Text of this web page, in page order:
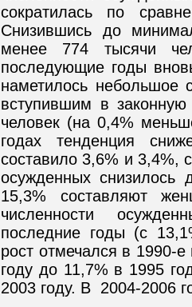
сократилась по
Снизившись до
менее 774 тысячи
последующие годы
наметилось небольшое
вступившим в
человек (на 0,4%
годах тенденция
составило 3,6% и 3,4%,
осужденных снизилось
15,3% составляют
численности
последние годы (с
рост отмечался в 1990-
году до 11,7% в 1995
2003 году. В 2004-2006